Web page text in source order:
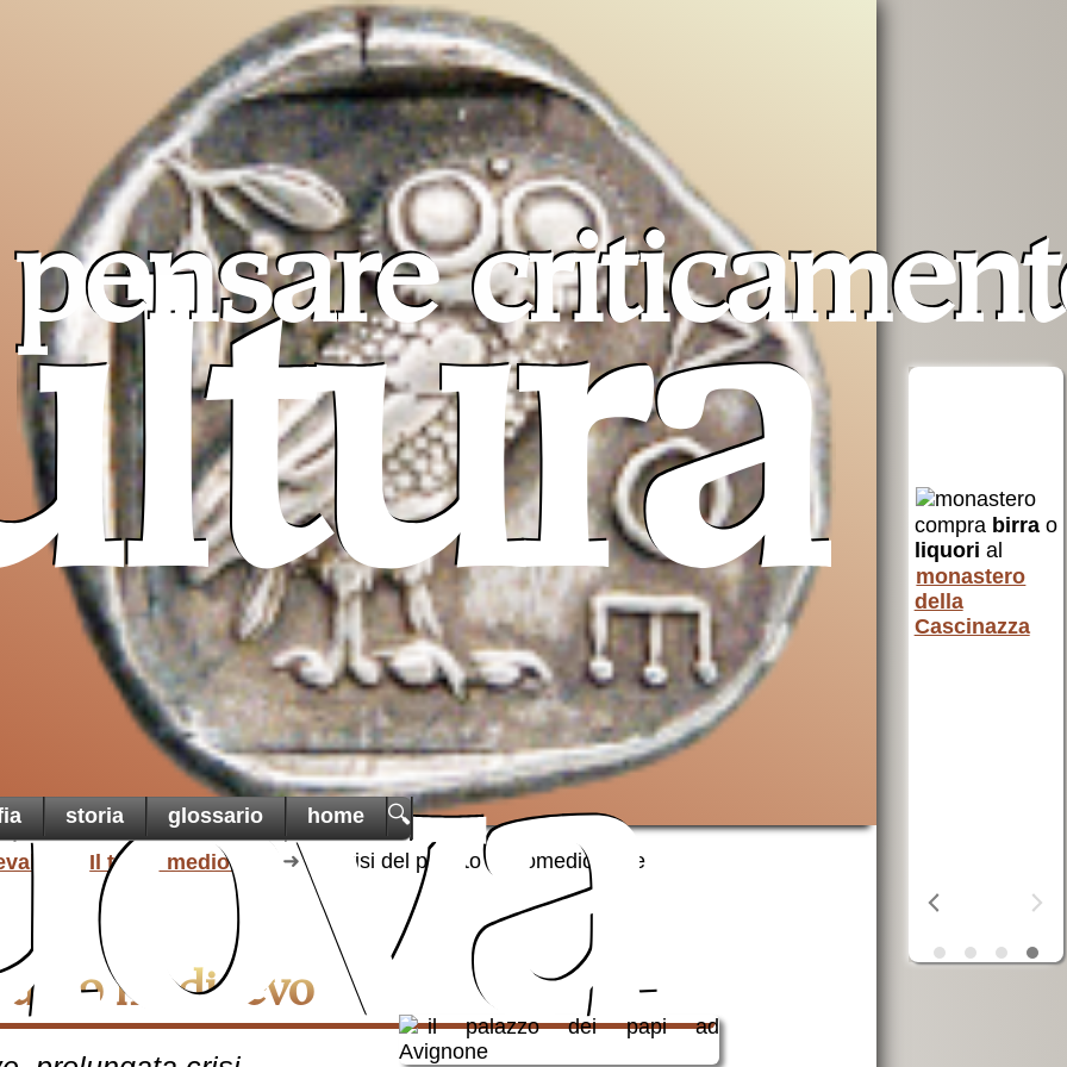
pensare
storia glossario home 🔍
Il tardo medioevo La crisi del papato tardomedioevale
medioevo
compra birrao
liquori al
monastero
della
Cascinazza
aiuta AVSI
AVSIaiuta chi
è in difficoltà
in tutto il
mondo
Opera San
Francesco
per i poveri
OSFaiuta i
poveri
Pro Terra
Sancta
un aiuto a
cristiani e non
di Terra Santa
una terra
martoriata